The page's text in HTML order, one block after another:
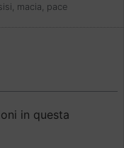
macia pace
in questa